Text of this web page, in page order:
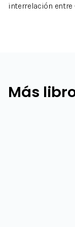
interrelación entre
Más